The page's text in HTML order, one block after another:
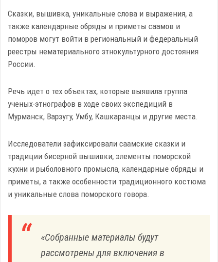
Сказки, вышивка, уникальные слова и выражения, а
также календарные обряды и приметы саамов и
поморов могут войти в региональный и федеральный
реестры нематериального этнокультурного достояния
России.
Речь идет о тех объектах, которые выявила группа
ученых-этнографов в ходе своих экспедиций в
Мурманск, Варзугу, Умбу, Кашкаранцы и другие места.
Исследователи зафиксировали саамские сказки и
традиции бисерной вышивки, элементы поморской
кухни и рыболовного промысла, календарные обряды и
приметы, а также особенности традиционного костюма
и уникальные слова поморского говора.
«Собранные материалы будут
рассмотрены для включения в